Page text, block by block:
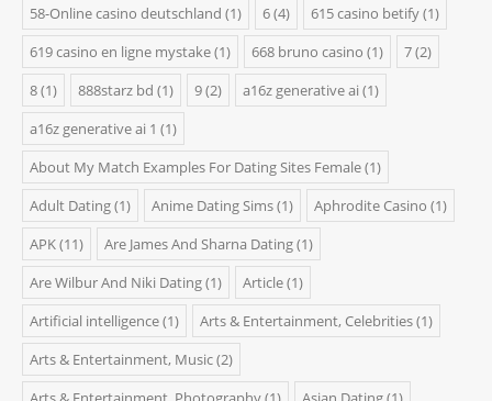
58-Online casino deutschland (1) 6(4) 615 casino betify(1)
619 casino en ligne mystake(1) 668 bruno casino (1) 7(2)
8(1) 888starz bd (1) 9(2) a16z generative ai (1)
a16z generative ai 1 (1)
About My Match Examples For Dating Sites Female(1)
Adult Dating(1) Anime Dating Sims(1) Aphrodite Casino (1)
APK(11) Are James And Sharna Dating(1)
Are Wilbur And Niki Dating(1) Article(1)
Artificial intelligence(1) Arts & Entertainment, Celebrities(1)
Arts & Entertainment, Music(2)